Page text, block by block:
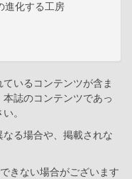
進化する工房
いるコンテンツが含ま
誌のコンテンツであっ
。
る場合や、掲載されな
きない場合がございます